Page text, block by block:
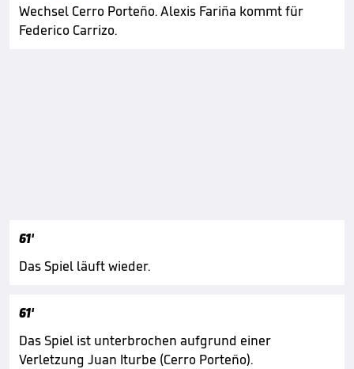
Wechsel Cerro Porteño. Alexis Fariña kommt für
Federico Carrizo.
61'
Das Spiel läuft wieder.
61'
Das Spiel ist unterbrochen aufgrund einer
Verletzung Juan Iturbe (Cerro Porteño).